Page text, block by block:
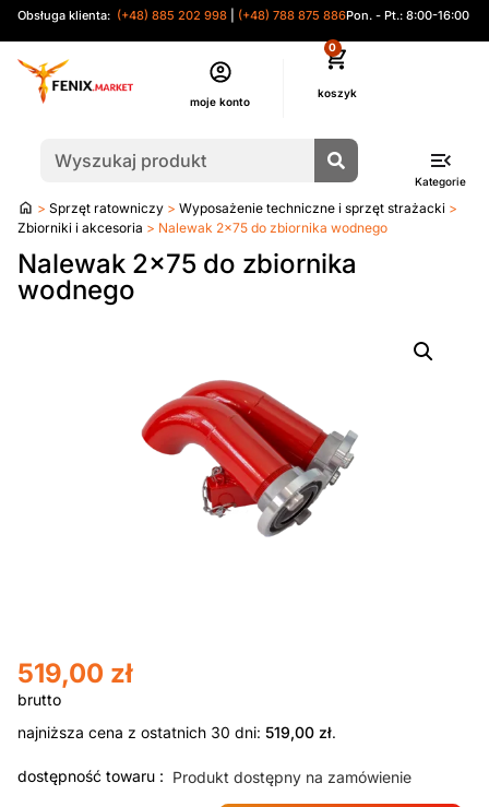
Obsługa klienta: (+48) 885 202 998 (+48) 788 875 886Pon. - Pt.: 8:00-16:00
moje konto
0
Kategorie
Strona
główna
> Sprzęt ratowniczy > Wyposażenie techniczne i sprzęt strażacki >
Zbiorniki i akcesoria > Nalewak 2×75 do zbiornika wodnego
Nalewak 2×75 do zbiornika
wodnego
519,00 zł
najniższa cena z ostatnich 30 dni: 519,00 zł.
dostępność towaru : Produkt dostępny na zamówienie